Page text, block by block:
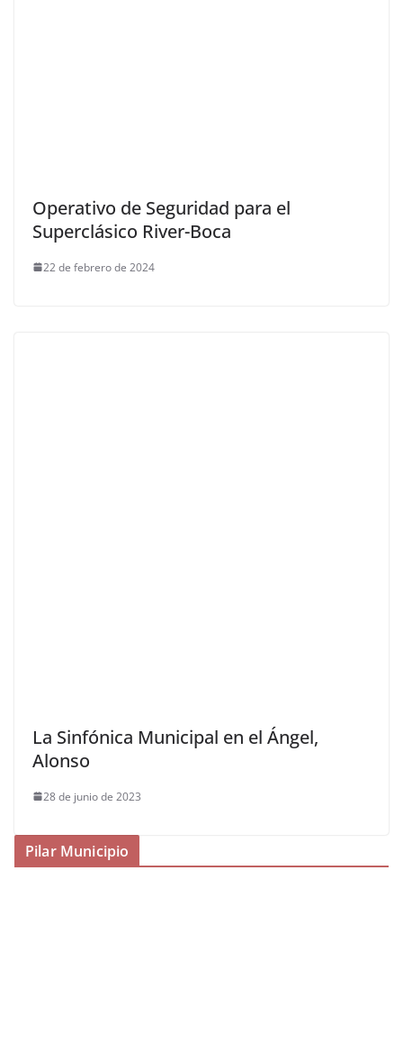
Operativo de Seguridad para el
Superclásico River-Boca
22 de febrero de 2024
La Sinfónica Municipal en el Ángel,
Alonso
28 de junio de 2023
Pilar Municipio